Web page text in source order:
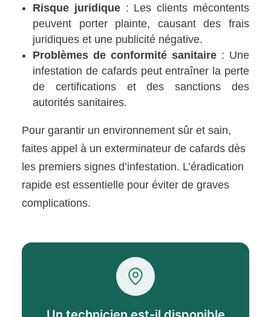
Risque juridique: Les clients mécontents
peuvent porter plainte, causant des frais
juridiques et une publicité négative.
Problèmes de conformité sanitaire: Une
infestation de cafards peut entraîner la perte
de certifications et des sanctions des
autorités sanitaires.
Pour garantir un environnement sûr et sain,
faites appel à un exterminateur de cafards dès
les premiers signes d’infestation. L’éradication
rapide est essentielle pour éviter de graves
complications.